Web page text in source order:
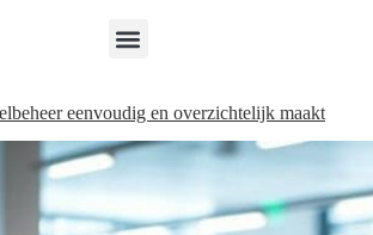
eenvoudig en overzichtelijk maakt